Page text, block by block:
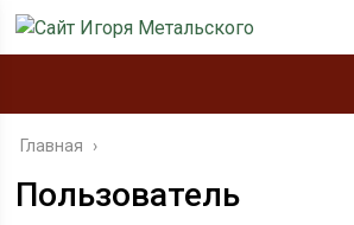
Главная ›
Пользователь